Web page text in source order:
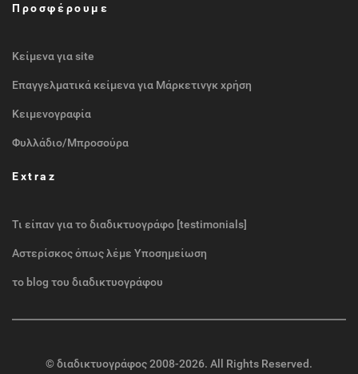
Προσφέρουμε
Κείμενα για site
Επαγγελματικά κείμενα για Μάρκετινγκ χρήση
Κειμενογραφία
Φυλλάδιο/Μπροσούρα
Extraz
Τι είπαν για το διαδικτυογράφο [testimonials]
Αστερίσκος όπως λέμε Υποσημείωση
το blog του διαδικτυογράφου
©διαδικτυογράφος2008-2026. All Rights Reserved.